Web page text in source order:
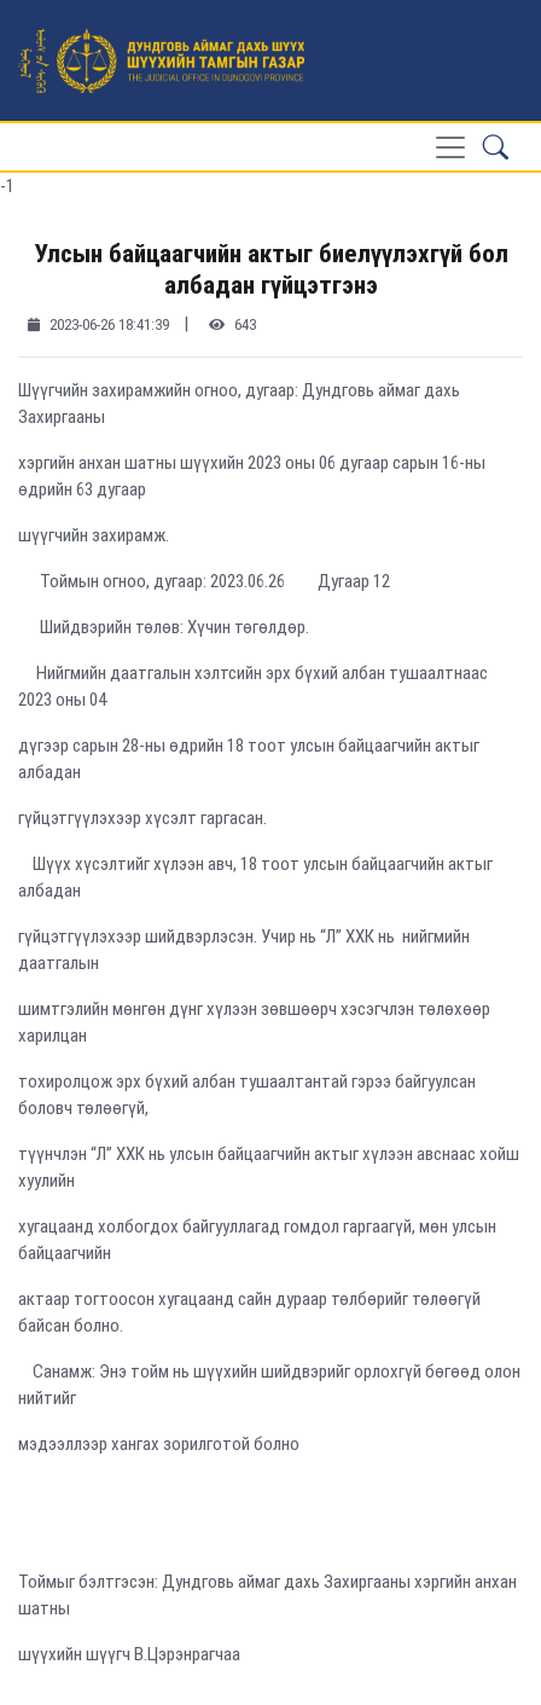
-1
Улсын байцаагчийн актыг биелүүлэхгүй бол
албадан гүйцэтгэнэ
2023-06-26 18:41:39 | 643
Шүүгчийн захирамжийн огноо, дугаар: Дундговь аймаг дахь
Захиргааны
хэргийн анхан шатны шүүхийн 2023 оны 06 дугаар сарын 16-ны
өдрийн 63 дугаар
шүүгчийн захирамж.
Тоймын огноо, дугаар: 2023.06.26 Дугаар 12
Шийдвэрийн төлөв: Хүчин төгөлдөр.
Нийгмийн даатгалын хэлтсийн эрх бүхий албан тушаалтнаас
2023 оны 04
дүгээр сарын 28-ны өдрийн 18 тоот улсын байцаагчийн актыг
албадан
гүйцэтгүүлэхээр хүсэлт гаргасан.
Шүүх хүсэлтийг хүлээн авч, 18 тоот улсын байцаагчийн актыг
албадан
гүйцэтгүүлэхээр шийдвэрлэсэн. Учир нь “Л” ХХК нь нийгмийн
даатгалын
шимтгэлийн мөнгөн дүнг хүлээн зөвшөөрч хэсэгчлэн төлөхөөр
харилцан
тохиролцож эрх бүхий албан тушаалтантай гэрээ байгуулсан
боловч төлөөгүй,
түүнчлэн “Л” ХХК нь улсын байцаагчийн актыг хүлээн авснаас хойш
хуулийн
хугацаанд холбогдох байгууллагад гомдол гаргаагүй, мөн улсын
байцаагчийн
актаар тогтоосон хугацаанд сайн дураар төлбөрийг төлөөгүй
байсан болно.
Санамж: Энэ тойм нь шүүхийн шийдвэрийг орлохгүй бөгөөд олон
нийтийг
мэдээллээр хангах зорилготой болно
Тоймыг бэлтгэсэн: Дундговь аймаг дахь Захиргааны хэргийн анхан
шатны
шүүхийн шүүгч В.Цэрэнрагчаа